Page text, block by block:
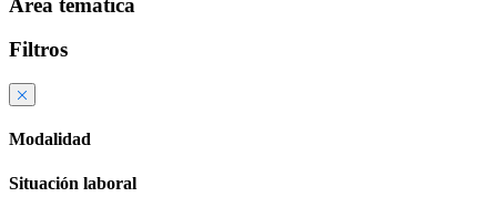
Área temática
Filtros
Modalidad
Situación laboral